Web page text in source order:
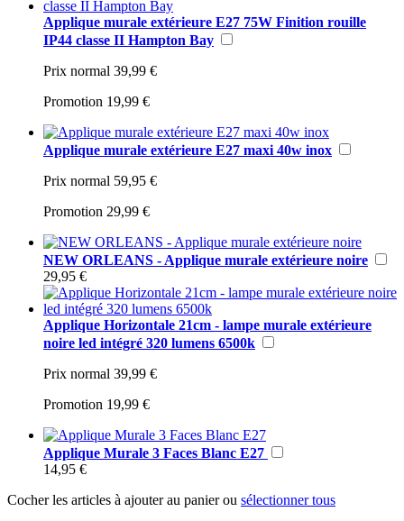
Applique murale extérieure E27 75W Finition rouille
IP44 classe II Hampton Bay
Prix normal 39,99 €
Promotion 19,99 €
Applique murale extérieure E27 maxi 40w inox
Prix normal 59,95 €
Promotion 29,99 €
NEW ORLEANS - Applique murale extérieure noire
29,95 €
Applique Horizontale 21cm - lampe murale extérieure
noire led intégré 320 lumens 6500k
Prix normal 39,99 €
Promotion 19,99 €
Applique Murale 3 Faces Blanc E27
14,95 €
Cocher les articles à ajouter au panier ou sélectionner tous